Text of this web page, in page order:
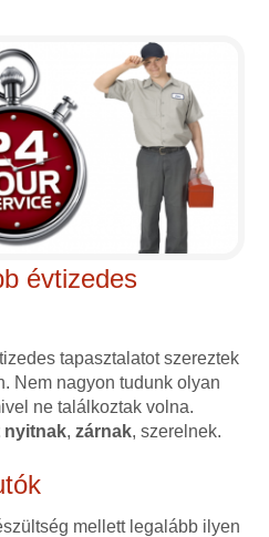
évtizedes
tapasztalatot szereztek
Nem nagyon tudunk olyan
ne találkoztak volna.
nyitnak, zárnak, szerelnek.
mellett legalább ilyen